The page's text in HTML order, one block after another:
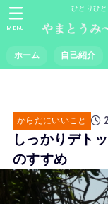
ひとりひ
ホーム 自己紹介
MENU
からだにいいこと
しっかりデト
のすすめ